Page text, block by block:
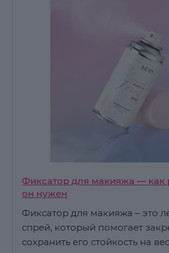
Фиксатор для макияжа — как
он нужен
Фиксатор для макияжа – это
спрей, который помогает
сохранить его стойкость на